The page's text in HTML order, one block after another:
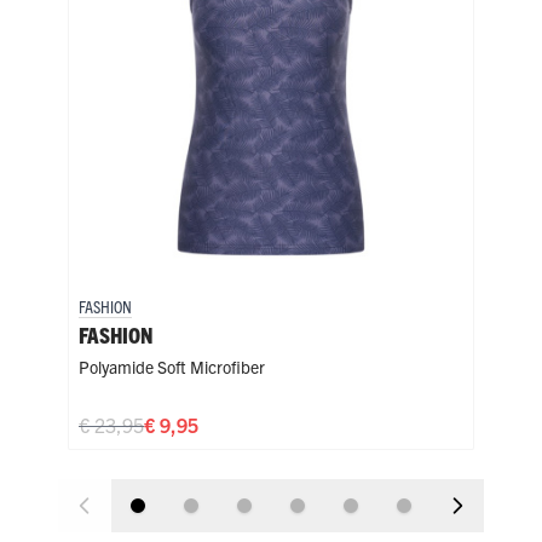
FASHION
FASHION
Polyamide Soft Microfiber
€ 9,95
€ 23,95